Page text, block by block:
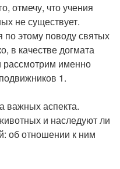
отмечу, что учения
не существует.
этому поводу святых
в качестве догмата
именно
1.
важных аспекта.
и наследуют ли
об отношении к ним